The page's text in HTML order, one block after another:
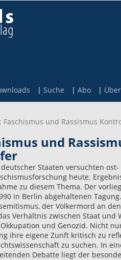
Suche Abo
Faschismus und Rassismus
und
Staaten versuchten
heute.
zu diesem Thema. Der
in Berlin abgehaltenen
der Völkermord an
Verhältnis zwischen Staat und
und Genozid. Nicht
ihre eigene Zunft kritisch zu
zu suchen. In
Debatte liegt der